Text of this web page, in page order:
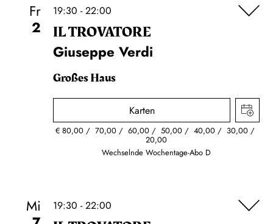
Fr
2
19:30 - 22:00
IL TROVA­TORE
Giuseppe Verdi
Großes Haus
Karten
€80,00 70,00 60,00 50,00 40,00 30,00
20,00
Wechselnde Wochentage-Abo D
Mi
19:30 - 22:00